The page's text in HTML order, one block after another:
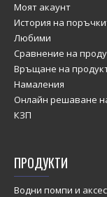
Моят акаунт
История на
Любими
Сравнение на
Връщане на
Намаления
Онлайн решаване
КЗП
ПРОДУКТИ
Водни помпи и